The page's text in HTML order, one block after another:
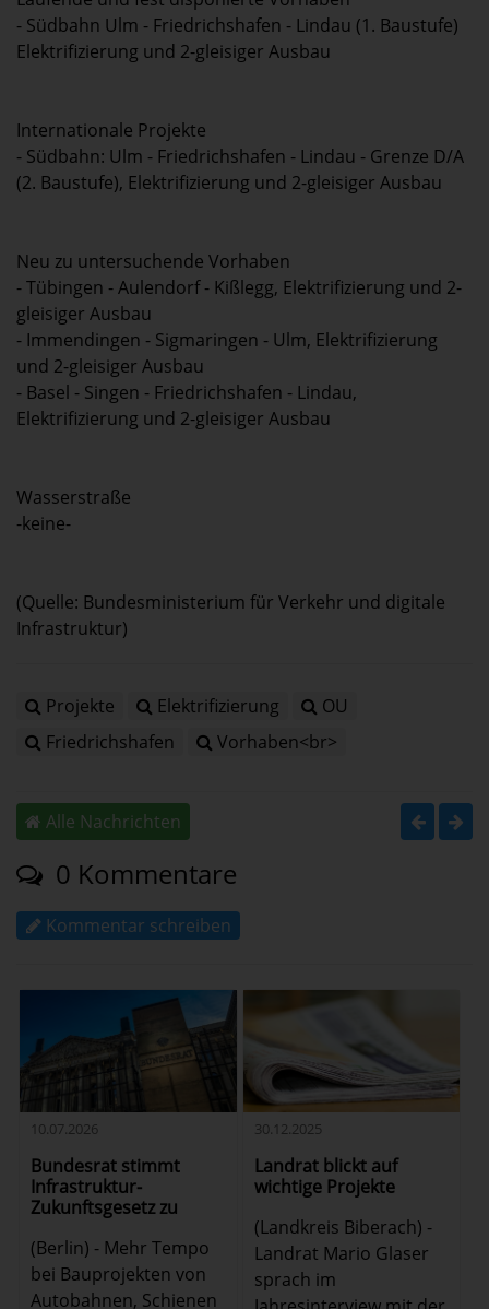
- Südbahn Ulm - Friedrichshafen - Lindau (1. Baustufe)
Elektrifizierung und 2-gleisiger Ausbau
Internationale Projekte
- Südbahn: Ulm - Friedrichshafen - Lindau - Grenze D/A
(2. Baustufe), Elektrifizierung und 2-gleisiger Ausbau
Neu zu untersuchende Vorhaben
- Tübingen - Aulendorf - Kißlegg, Elektrifizierung und 2-
gleisiger Ausbau
- Immendingen - Sigmaringen - Ulm, Elektrifizierung
und 2-gleisiger Ausbau
- Basel - Singen - Friedrichshafen - Lindau,
Elektrifizierung und 2-gleisiger Ausbau
Wasserstraße
-keine-
(Quelle: Bundesministerium für Verkehr und digitale
Infrastruktur)
Projekte Elektrifizierung
OU
Friedrichshafen
Vorhaben<br>
Alle Nachrichten
0 Kommentare
Kommentar schreiben
10.07.2026
Bundesrat stimmt
Infrastruktur-
Zukunftsgesetz zu
(Berlin) - Mehr Tempo
bei Bauprojekten von
Autobahnen, Schienen
30.12.2025
Landrat blickt auf
wichtige Projekte
(Landkreis Biberach) -
Landrat Mario Glaser
sprach im